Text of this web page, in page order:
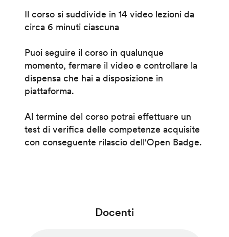
Il corso si suddivide in 14 video lezioni da
circa 6 minuti ciascuna
Puoi seguire il corso in qualunque
momento, fermare il video e controllare la
dispensa che hai a disposizione in
piattaforma.
Al termine del corso potrai effettuare un
test di verifica delle competenze acquisite
con conseguente rilascio dell'Open Badge.
Docenti